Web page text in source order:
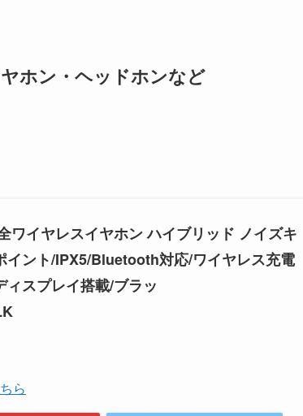
ホン・ヘッドホンなど
ワイヤレスイヤホン ハイブリッド ノイズキ
イント/IPX5/Bluetooth対応/ワイヤレス充電
スプレイ搭載/ブラッ
ら